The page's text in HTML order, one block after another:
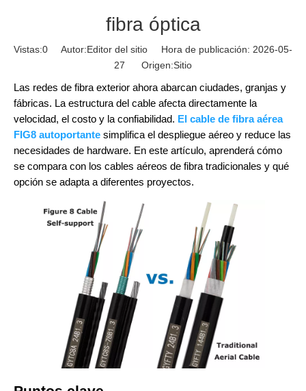
fibra óptica
Vistas:0 Autor:Editor del sitio Hora de publicación: 2026-05-
27 Origen:Sitio
Las redes de fibra exterior ahora abarcan ciudades, granjas y
fábricas. La estructura del cable afecta directamente la
velocidad, el costo y la confiabilidad. El cable de fibra aérea
FIG8 autoportante simplifica el despliegue aéreo y reduce las
necesidades de hardware. En este artículo, aprenderá cómo
se compara con los cables aéreos de fibra tradicionales y qué
opción se adapta a diferentes proyectos.